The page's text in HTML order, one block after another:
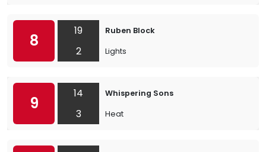
8
19
2
Ruben Block
Lights
9
14
3
Whispering Sons
Heat